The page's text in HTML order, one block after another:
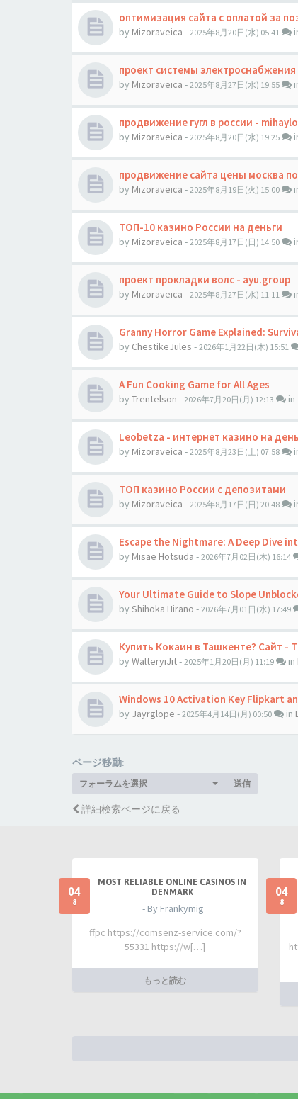
оптимизация сайта с оплатой за
by Mizoraveica - 2025年8月20日(水) 05:41
проект системы
by Mizoraveica - 2025年8月27日(水) 19:55
продвижение гугл в россии -
by Mizoraveica - 2025年8月20日(水) 19:25
продвижение сайта цены москва
by Mizoraveica - 2025年8月19日(火) 15:00
ТОП-10 казино России на деньги
by Mizoraveica - 2025年8月17日(日) 14:50
проект прокладки волс - ayu.group
by Mizoraveica - 2025年8月27日(水) 11:11
Granny Horror Game Explained:
by ChestikeJules - 2026年1月22日(木) 15:51
A Fun Cooking Game for All Ages
by Trentelson - 2026年7月20日(月) 12:13 in
Leobetza - интернет казино на
by Mizoraveica - 2025年8月23日(土) 07:58
ТОП казино России с депозитами
by Mizoraveica - 2025年8月17日(日) 20:48
Escape the Nightmare: A Deep Dive
by Misae Hotsuda - 2026年7月02日(木) 16:14
Your Ultimate Guide to Slope
by Shihoka Hirano - 2026年7月01日(水) 17:49
Купить Кокаин в Ташкенте? Сайт -
by WalteryiJit- 2025年1月20日(月) 11:19 in
Windows 10 Activation Key Flipkart
by Jауrglope - 2025年4月14日(月) 00:50 in
ページ移動:
フォーラムを選択 送信
詳細検索ページに戻る
04
8
MOST RELIABLE ONLINE CASINOS IN
DENMARK
- By Frankymig
ffpc https://comsenz-service.com/?
55331 https://w[…]
もっと読む
04
8